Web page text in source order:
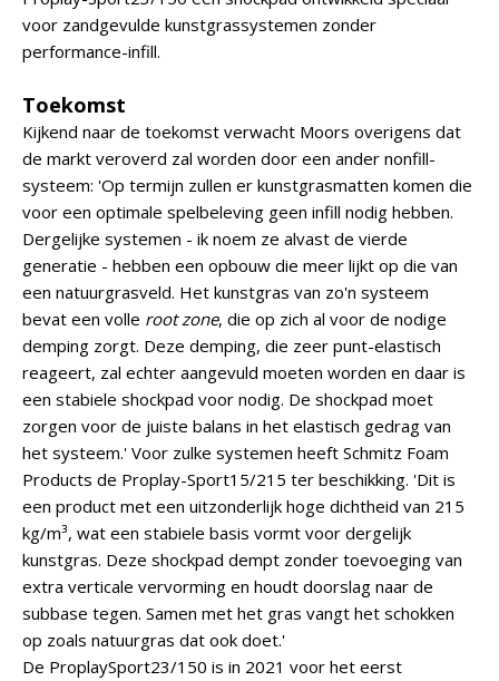
voor zandgevulde kunstgrassystemen zonder
performance-infill.
Toekomst
Kijkend naar de toekomst verwacht Moors overigens dat
de markt veroverd zal worden door een ander nonfill-
systeem: 'Op termijn zullen er kunstgrasmatten komen die
voor een optimale spelbeleving geen infill nodig hebben.
Dergelijke systemen - ik noem ze alvast de vierde
generatie - hebben een opbouw die meer lijkt op die van
een natuurgrasveld. Het kunstgras van zo'n systeem
bevat een volle root zone, die op zich al voor de nodige
demping zorgt. Deze demping, die zeer punt-elastisch
reageert, zal echter aangevuld moeten worden en daar is
een stabiele shockpad voor nodig. De shockpad moet
zorgen voor de juiste balans in het elastisch gedrag van
het systeem.' Voor zulke systemen heeft Schmitz Foam
Products de Proplay-Sport15/215 ter beschikking. 'Dit is
een product met een uitzonderlijk hoge dichtheid van 215
kg/m³, wat een stabiele basis vormt voor dergelijk
kunstgras. Deze shockpad dempt zonder toevoeging van
extra verticale vervorming en houdt doorslag naar de
subbase tegen. Samen met het gras vangt het schokken
op zoals natuurgras dat ook doet.'
De ProplaySport23/150 is in 2021 voor het eerst